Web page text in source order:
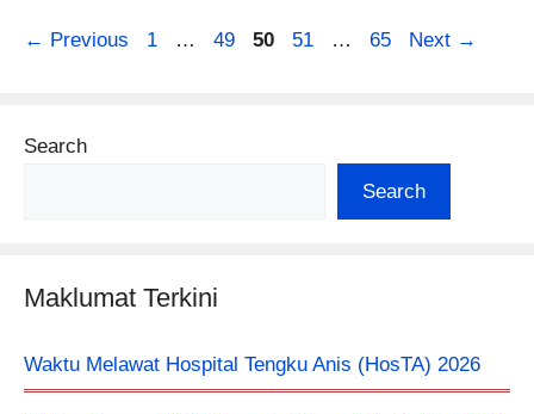
← Previous Page
1 … Page
49 Page
50 Page
51 … Page
65 Next →
Search
Search
Maklumat Terkini
Waktu Melawat Hospital Tengku Anis (HosTA) 2026